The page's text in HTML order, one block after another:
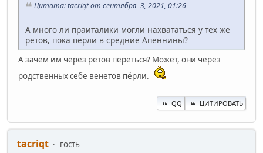
Цитата: ta‍criqt от сентября 3, 2021, 01:26
А много ли праиталики могли нахвататься у тех же
ретов, пока пёрли в средние Апеннины?
А зачем им через ретов переться? Может, они через
родственных себе венетов пёрли.
QQ ЦИТИРОВАТЬ
ta‍criqt
гость